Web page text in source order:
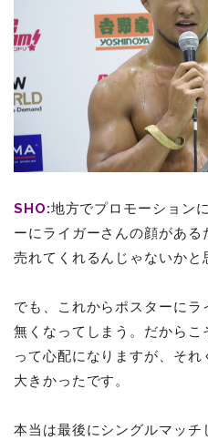
SHO:地方でプロモーション
ーにライガーさんの顔があ
売れてくれるんじゃないかと
でも、これからポスターに
無くなってしまう。だから
って心配になりますが、そ
大きかったです。
本当は最後にシングルマッチ